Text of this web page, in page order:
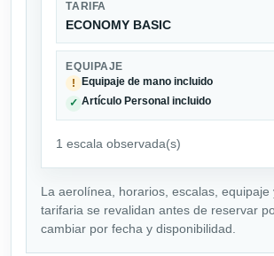
TARIFA
ECONOMY BASIC
EQUIPAJE
!
Equipaje de mano incluido
✓ Artículo Personal incluido
1 escala observada(s)
La aerolínea, horarios, escalas, equipaje
tarifaria se revalidan antes de reservar
cambiar por fecha y disponibilidad.